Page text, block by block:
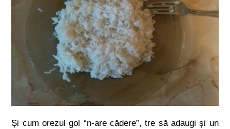
Și cum orezul gol “n-are cădere”, tre să adaugi și un